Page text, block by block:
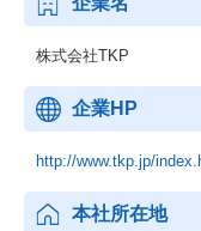
株式会社TKP
企業HP
http://www.tkp.jp/
本社所在地